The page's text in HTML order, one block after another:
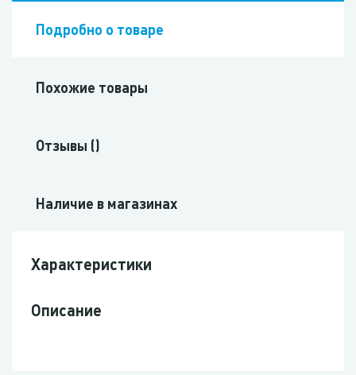
Подробно о товаре
Похожие товары
Отзывы ()
Наличие в магазинах
Характеристики
Описание